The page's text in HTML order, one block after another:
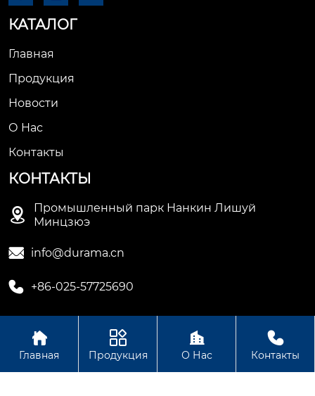
КАТАЛОГ
Главная
Продукция
Новости
О Hас
Контакты
КОНТАКТЫ

Промышленный парк Нанкин Лишуй
Минцзюэ
 info@durama.cn
 +86-025-57725690
Авторское право©ООО компания Нанкин Дулама
машинное оборудование

Главная

Продукция

О Нас

Контакты